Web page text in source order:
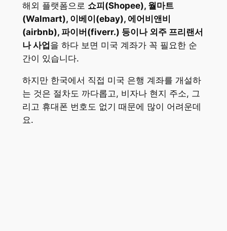
해외 플랫폼으로 쇼피(Shopee), 월마트
(Walmart), 이베이(ebay), 에어비앤비
(airbnb), 파이버(fiverr.) 등이나 외주 프리랜서
나 사업 을 하다 보면 미국 계좌가 꼭 필요한 순
간이 있습니다.
하지만 한국에서 직접 미국 은행 계좌를 개설하
는 것은 절차도 까다롭고, 비자나 현지 주소, 그
리고 휴대폰 번호도 없기 때문에 많이 어려운데
요.